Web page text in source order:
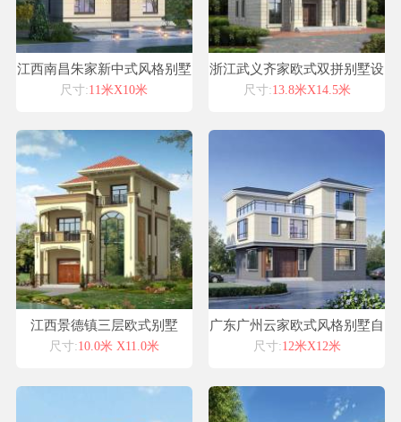
江西南昌朱家新中式风格别墅
自建房设计图纸喜天下建筑设
尺寸:11米X10米
浙江武义齐家欧式双拼别墅设
计喜天下别墅设计图纸
尺寸:13.8米X14.5米
江西景德镇三层欧式别墅
尺寸:10.0米 X11.0米
广东广州云家欧式风格别墅自
建房设计图纸喜天下建筑设计
尺寸:12米X12米